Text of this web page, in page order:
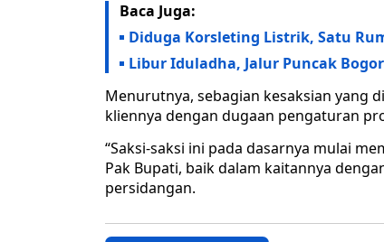
Baca Juga:
Diduga Korsleting Listrik, Satu
Libur Iduladha, Jalur Puncak
Menurutnya, sebagian kesaksian yang
kliennya dengan dugaan pengaturan
“Saksi-saksi ini pada dasarnya mulai
Pak Bupati, baik dalam kaitannya
persidangan.